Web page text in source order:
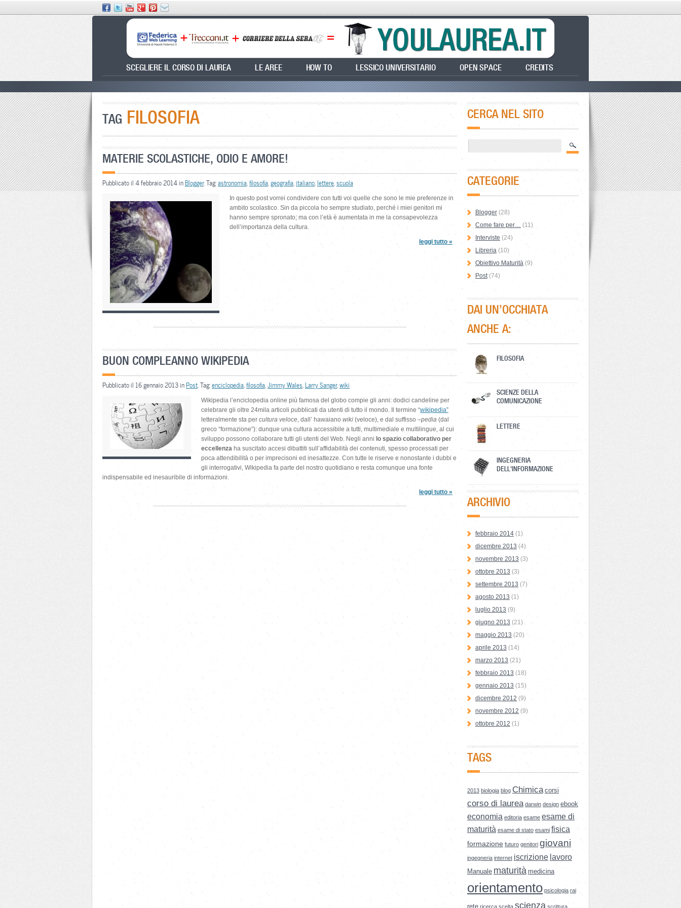
SCEGLIERE IL CORSO DI LAUREA LE AREE HOW TO LESSICO UNIVERSITARIO OPEN SPACE CREDITS
TAG FILOSOFIA
MATERIE SCOLASTICHE, ODIO E AMORE!
Pubblicato il 4 febbraio 2014 inBlogger. Tag:astronomia filosofia geografia italiano lettere scuola
In questo post vorrei condividere con tutti voi quelle che sono le mie preferenze in
ambito scolastico. Sin da piccola ho sempre studiato, perché i miei genitori mi
hanno sempre spronato; ma con l’età è aumentata in me la consapevolezza
dell’importanza della cultura.
leggi tutto »
BUON COMPLEANNO WIKIPEDIA
Pubblicato il 16 gennaio 2013 inPost . Tag:enciclopedia filosofia Jimmy Wales Larry Sanger, wiki
Wikipedia l’enciclopedia online più famosa del globo compie gli anni: dodici candeline per
celebrare gli oltre 24mila articoli pubblicati da utenti di tutto il mondo. Il termine “wikipedia”
letteralmente sta per cultura veloce, dall’ hawaiano wiki (veloce), e dal suffisso –pedia (dal
greco “formazione”): dunque una cultura accessibile a tutti, multimediale e multilingue, al cui
sviluppo possono collaborare tutti gli utenti del Web. Negli anni lo spazio collaborativo per
eccellenza ha suscitato accesi dibattiti sull’affidabilità dei contenuti, spesso processati per
poca attendibilità o per imprecisoni ed inesattezze. Con tutte le riserve e nonostante i dubbi e
gli interrogativi, Wikipedia fa parte del nostro quotidiano e resta comunque una fonte
indispensabile ed inesauribile di informazioni.
leggi tutto »
CERCA NEL SITO
CATEGORIE
Blogger (28)
Come fare per… (11)
Interviste (24)
Libreria (10)
Obiettivo Maturità (9)
Post(74)
DAI UN’OCCHIATA
ANCHE A:
FILOSOFIA
SCIENZE DELLA
COMUNICAZIONE
LETTERE
INGEGNERIA
DELL'INFORMAZIONE
ARCHIVIO
febbraio 2014 (1)
dicembre 2013 (4)
novembre 2013 (3)
ottobre 2013 (3)
settembre 2013 (7)
agosto 2013 (1)
luglio 2013 (9)
giugno 2013 (21)
maggio 2013 (20)
aprile 2013 (14)
marzo 2013 (21)
febbraio 2013 (18)
gennaio 2013 (15)
dicembre 2012 (9)
novembre 2012 (9)
ottobre 2012 (1)
TAGS
2013 biologia blog Chimica corsi
corso di laurea darwin design ebook
economia editoria esame esame di
maturità esame di stato esami fisica
formazione futuro genitori giovani
ingegneria internet iscrizione lavoro
Manuale maturità medicina
orientamento psicologia rai
rete ricerca scelta scienza scrittura